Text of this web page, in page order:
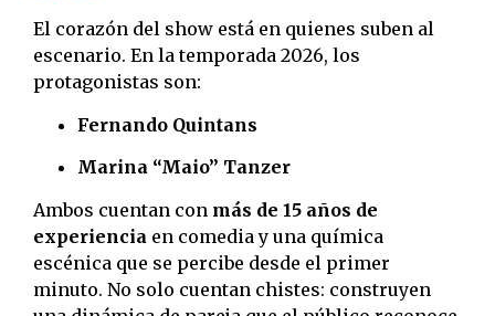
El corazón del show está en quienes suben al
escenario. En la temporada 2026, los
protagonistas son:
Fernando Quintans
Marina “Maio” Tanzer
Ambos cuentan con más de 15 años de
experiencia en comedia y una química
escénica que se percibe desde el primer
minuto. No solo cuentan chistes: construyen